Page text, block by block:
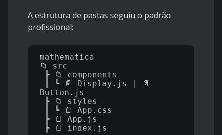
A estrutura de pastas seguiu o padrão
profissional:
mathematica
📁 src
Button.js